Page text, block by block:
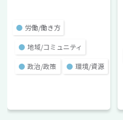
● 労働/働き方
● 地域/コミュニティ
● 政治/政策 ● 環境/資源